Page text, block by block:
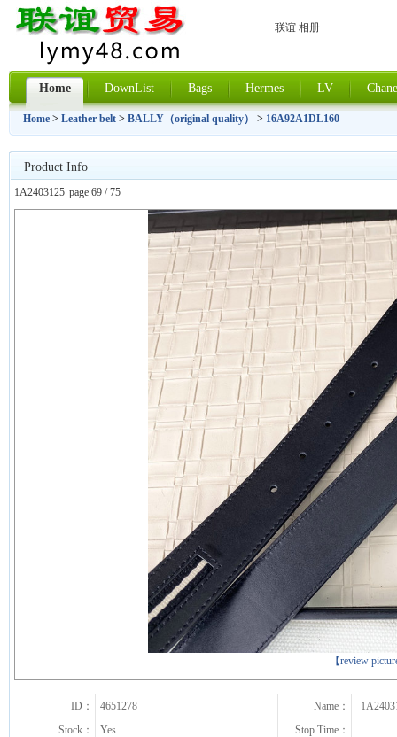
联谊 相册
Home DownList Bags Hermes LV
Home > Leather belt > BALLY（original quality） > 16A92A1DL160
Product Info
1A2403125 page 69 / 75
【review
下一张
ID： 4651278 Name：
Stock：
Yes
Stop Time：